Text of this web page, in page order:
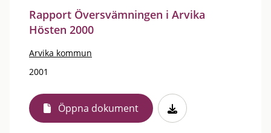
Rapport Översvämningen i Arvika
Hösten 2000
Arvika kommun
2001
Öppna dokument